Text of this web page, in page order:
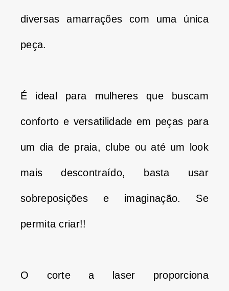
diversas amarrações com uma única
peça.
É ideal para mulheres que buscam
conforto e versatilidade em peças para
um dia de praia, clube ou até um look
mais descontraído, basta usar
sobreposições e imaginação. Se
permita criar!!
O corte a laser proporciona